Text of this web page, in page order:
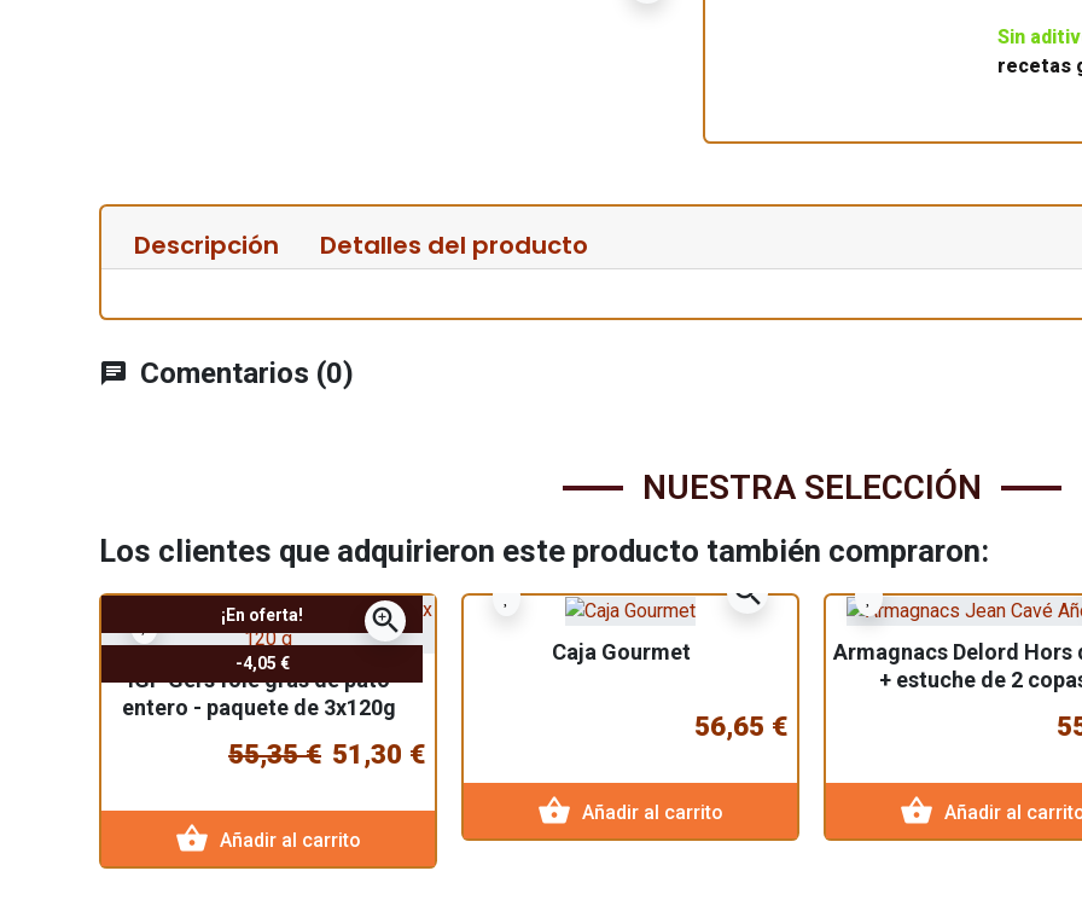
Sin
recetas
Descripción Detalles del producto
chat Comentarios (0)
NUESTRA SELECCIÓN
Los clientes que adquirieron este producto también compraron:
¡En oferta!
-4,05 €
zoom_in
IGP Gers foie gras de pato
entero - paquete de 3x120g
55,35 € 51,30 €
shopping_basket Añadir al carrito
zoom_in
Caja Gourmet
56,65 €
shopping_basket Añadir al carrito
Armagnacs Delord Hors
+ estuche de 2
shopping_basket Añadir al